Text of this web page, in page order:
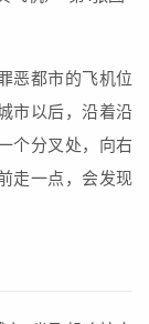
恶都市的飞机位
市以后，沿着沿
个分叉处，向右
走一点，会发现